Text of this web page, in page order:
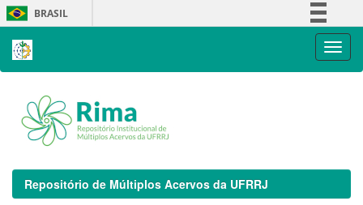
Skip
navigation
BRASIL
Repositório de Múltiplos Acervos da UFRRJ